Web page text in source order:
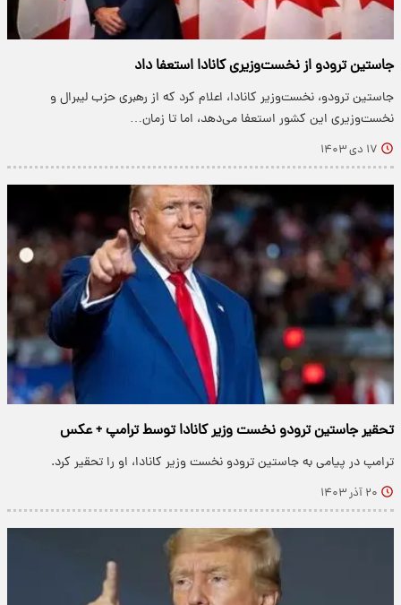
جاستین ترودو از نخست‌وزیری کانادا استعفا داد
جاستین ترودو، نخست‌وزیر کانادا، اعلام کرد که از رهبری حزب لیبرال و
نخست‌وزیری این کشور استعفا می‌دهد، اما تا زمان…
۱۷ دی ۱۴۰۳
تحقیر جاستین ترودو نخست وزیر کانادا توسط ترامپ + عکس
ترامپ در پیامی به جاستین ترودو نخست وزیر کانادا، او را تحقیر کرد.
۲۰ آذر ۱۴۰۳